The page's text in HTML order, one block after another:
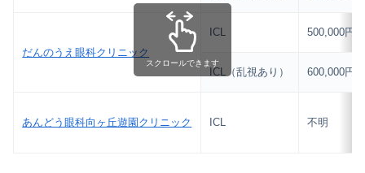
だんのうえ眼科クリニック
ICL 500,000円
ICL（乱視あり） 600,000円
あんどう眼科向ヶ丘遊園クリニック ICL 不明
スクロールできます